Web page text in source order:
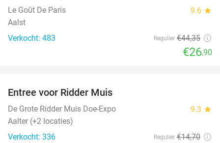
Le Goût De Paris 9.6 star
Aalst
Verkocht: 483
Regulier €44,35
€26,90
TODAY
Entree voor Ridder Muis
De Grote Ridder Muis Doe-Expo 9.3 star
Aalter (+2 locaties)
Verkocht: 336
Regulier €14,70